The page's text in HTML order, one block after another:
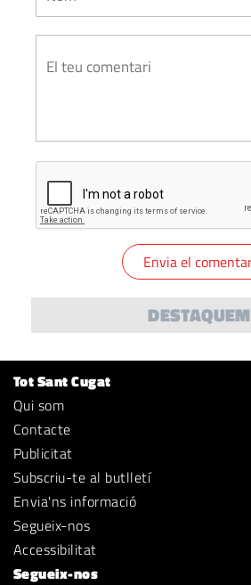
DESTAQUEM
Tot Sant Cugat
Qui som
Contacte
Publicitat
Subscriu-te al butlletí
Envia'ns informació
Segueix-nos
Accessibilitat
Segueix-nos